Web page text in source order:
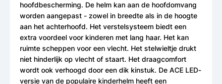
hoofdbescherming. De helm kan aan de hoofdomvang
worden aangepast - zowel in breedte als in de hoogte
aan het achterhoofd. Het verstelsysteem biedt een
extra voordeel voor kinderen met lang haar. Het kan
ruimte scheppen voor een vlecht. Het stelwieltje drukt
niet hinderlijk op vlecht of staart. Het draagcomfort
wordt ook verhoogd door een dik kinstuk. De ACE LED-
versie van de populaire kinderhelm heeft een